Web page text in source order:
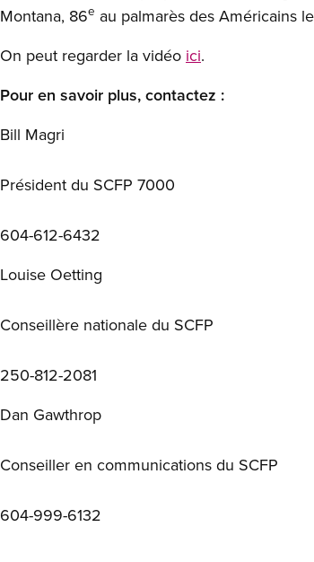
Montana, 86e au palmarès des Américains
On peut regarder la vidéo ici.
Pour en savoir plus, contactez :
Bill Magri
Président du SCFP 7000
604-612-6432
Louise Oetting
Conseillère nationale du SCFP
250-812-2081
Dan Gawthrop
Conseiller en communications du SCFP
604-999-6132